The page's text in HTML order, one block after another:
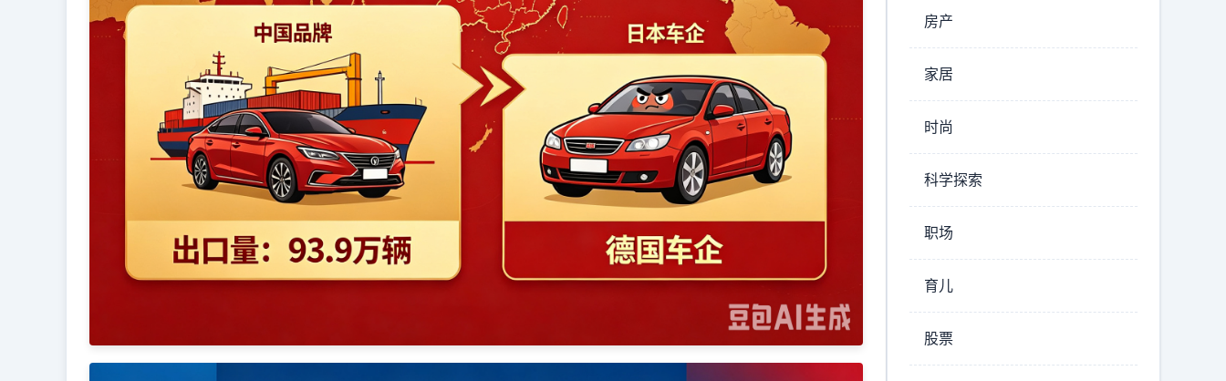
房产
家居
时尚
科学探索
职场
育儿
股票